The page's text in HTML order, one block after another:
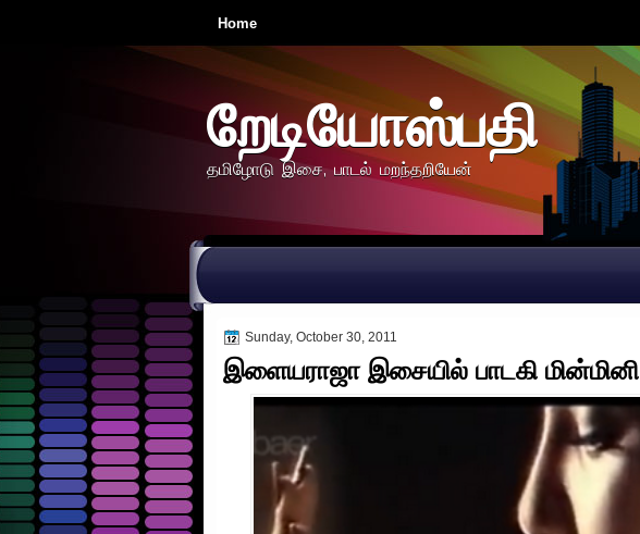
Home
றேடியோஸ்பதி
தமிழோடு இசை, பாடல் மறந்தறியேன்
Sunday, October 30, 2011
இளையராஜா இசையில் பாடகி மின்மினி